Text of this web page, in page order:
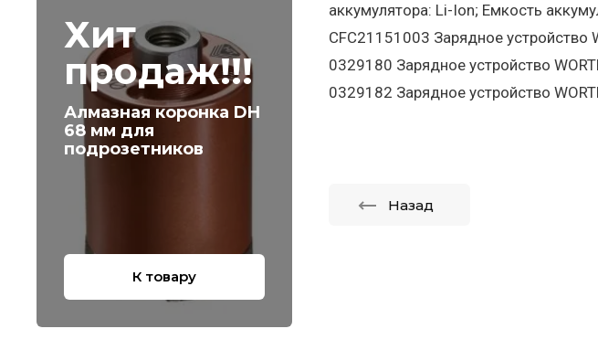
Хит
продаж!!!
Алмазная коронка DH
68 мм для
подрозетников
К товару
аккумулятора: Li-Ion; Емкость
CFC21151003 Зарядное устройство
0329180 Зарядное устройство
0329182 Зарядное устройство
Назад